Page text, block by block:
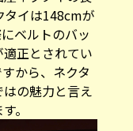
タイは148cmが
ベルトのバッ
正とされてい
から、ネクタ
の魅力と言え
。